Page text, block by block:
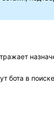
бота в